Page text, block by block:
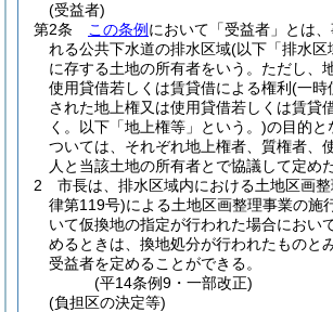
(受益者)
第2条
この条例 において「受益者」とは
れる公共下水道の排水区域(以下「排水区
に存する土地の所有者をいう。 ただし、
使用貸借若しくは賃貸借による権利 (一時
された地上権又は使用貸借若しくは賃貸
く。以下「地上権等」という。)の目的と
ついては、それぞれ地上権者、質権者、
人と当該土地の所有者とで協議して定め
2
市長は、排水区域内における土地区画
律第119号)による土地区画整理事業の施
いて仮換地の指定が行われた場合におい
めるときは、換地処分が行われたものと
受益者を定めることができる。
(平14条例9・一部改正)
(負担区の決定等)